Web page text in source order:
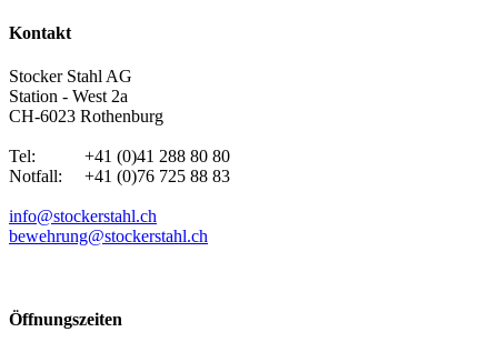
Kontakt
Stocker Stahl AG
Station - West 2a
CH-6023 Rothenburg
Tel: +41 (0)41 288 80 80
Notfall: +41 (0)76 725 88 83
info@stockerstahl.ch
bewehrung@stockerstahl.ch
Öffnungszeiten